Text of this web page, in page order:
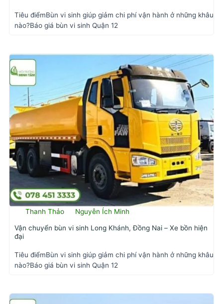
Tiêu điểmBùn vi sinh giúp giảm chi phí vận hành ở những khâu
nào?Báo giá bùn vi sinh Quận 12
Thanh Thảo Nguyễn Ích Minh
Vận chuyển bùn vi sinh Long Khánh, Đồng Nai – Xe bồn hiện
đại
Tiêu điểmBùn vi sinh giúp giảm chi phí vận hành ở những khâu
nào?Báo giá bùn vi sinh Quận 12